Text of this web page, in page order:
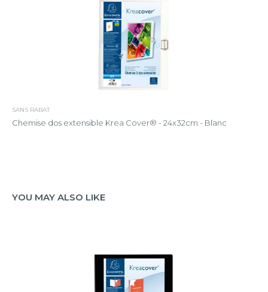
SANS RABAT
Chemise dos extensible Krea Cover® - 24x32cm - Blanc
YOU MAY ALSO LIKE